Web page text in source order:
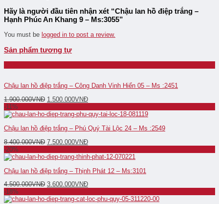
Hãy là người đầu tiên nhận xét “Chậu lan hồ điệp trắng –
Hạnh Phúc An Khang 9 – Ms:3055”
You must be logged in to post a review.
Sản phẩm tương tự
Chậu lan hồ điệp trắng – Công Danh Vinh Hiển 05 – Ms :2451
1.900.000VNĐ 1.500.000VNĐ
-11%
Chậu lan hồ điệp trắng – Phú Quý Tài Lộc 24 – Ms :2549
8.400.000VNĐ 7.500.000VNĐ
-20%
Chậu lan hồ điệp trắng – Thịnh Phát 12 – Ms:3101
4.500.000VNĐ 3.600.000VNĐ
-18%